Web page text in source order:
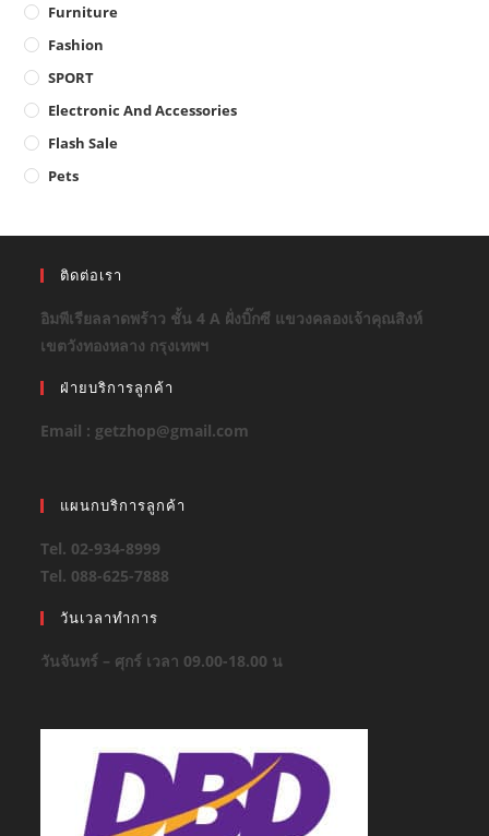
Furniture
Fashion
SPORT
Electronic And Accessories
Flash Sale
Pets
ติดต่อเรา
อิมพีเรียลลาดพร้าว ชั้น 4 A ฝั่งบิ๊กซี แขวงคลองเจ้าคุณสิงห์
เขตวังทองหลาง กรุงเทพฯ
ฝ่ายบริการลูกค้า
Email : getzhop@gmail.com
แผนกบริการลูกค้า
Tel. 02-934-8999
Tel. 088-625-7888
วันเวลาทำการ
วันจันทร์ – ศุกร์ เวลา 09.00-18.00 น